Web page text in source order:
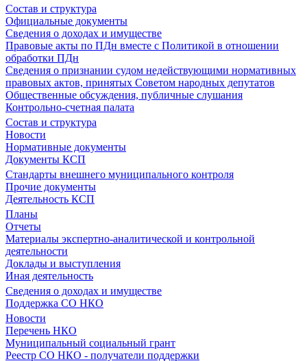
Состав и структура
Официальные документы
Сведения о доходах и имуществе
Правовые акты по ПДн вместе с Политикой в отношении
обработки ПДн
Сведения о признании судом недействующими нормативных
правовых актов, принятых Советом народных депутатов
Общественные обсуждения, публичные слушания
Контрольно-счетная палата
Состав и структура
Новости
Нормативные документы
Документы КСП
Стандарты внешнего муниципального контроля
Прочие документы
Деятельность КСП
Планы
Отчеты
Материалы экспертно-аналитической и контрольной
деятельности
Доклады и выступления
Иная деятельность
Сведения о доходах и имуществе
Поддержка СО НКО
Новости
Перечень НКО
Муниципальный социальный грант
Реестр СО НКО - получатели поддержки